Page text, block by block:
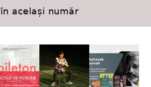
în același număr